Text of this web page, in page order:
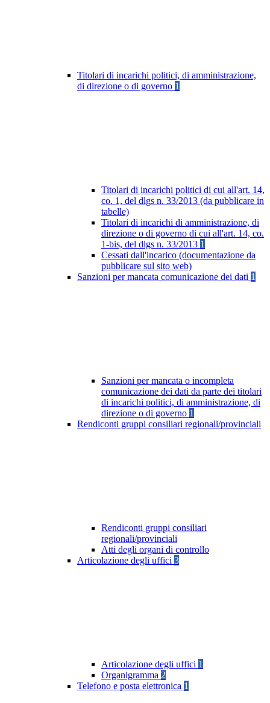
Titolari di incarichi politici, di amministrazione,
di direzione o di governo 1
Titolari di incarichi politici di cui all'art. 14,
co. 1, del dlgs n. 33/2013 (da pubblicare in
tabelle)
Titolari di incarichi di amministrazione, di
direzione o di governo di cui all'art. 14, co.
1-bis, del dlgs n. 33/2013 1
Cessati dall'incarico (documentazione da
pubblicare sul sito web)
Sanzioni per mancata comunicazione dei dati 1
Sanzioni per mancata o incompleta
comunicazione dei dati da parte dei titolari
di incarichi politici, di amministrazione, di
direzione o di governo 1
Rendiconti gruppi consiliari regionali/provinciali
Rendiconti gruppi consiliari
regionali/provinciali
Atti degli organi di controllo
Articolazione degli uffici 3
Articolazione degli uffici 1
Organigramma 2
Telefono e posta elettronica 1